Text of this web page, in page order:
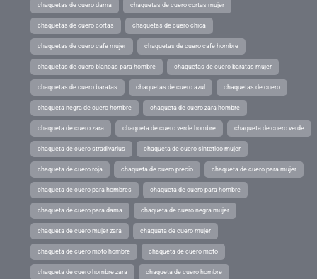
chaquetas de cuero dama chaquetas de cuero cortas mujer
chaquetas de cuero cortas chaquetas de cuero chica
chaquetas de cuero cafe mujer chaquetas de cuero cafe hombre
chaquetas de cuero blancas para hombre chaquetas de cuero baratas mujer
chaquetas de cuero baratas chaquetas de cuero azul chaquetas de cuero
chaqueta negra de cuero hombre chaqueta de cuero zara hombre
chaqueta de cuero zara chaqueta de cuero verde hombre chaqueta de cuero verde
chaqueta de cuero stradivarius chaqueta de cuero sintetico mujer
chaqueta de cuero roja chaqueta de cuero precio chaqueta de cuero para mujer
chaqueta de cuero para hombres chaqueta de cuero para hombre
chaqueta de cuero para dama chaqueta de cuero negra mujer
chaqueta de cuero mujer zara chaqueta de cuero mujer
chaqueta de cuero moto hombre chaqueta de cuero moto
chaqueta de cuero hombre zara chaqueta de cuero hombre